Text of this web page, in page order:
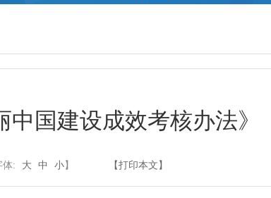
国建设成效考核办法》
体: 大 中 小 】 【打印本文】